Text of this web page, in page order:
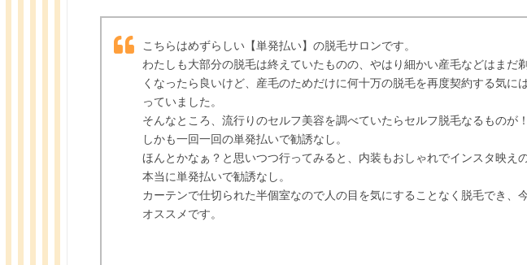
こちらはめずらしい【単発払い】の脱毛サロンです。
わたしも大部分の脱毛は終えていたものの、やはり細かい産毛などはまだ
くなったら良いけど、産毛のためだけに何十万の脱毛を再度契約する気に
っていました。
そんなところ、流行りのセルフ美容を調べていたらセルフ脱毛なるものが！
しかも一回一回の単発払いで勧誘なし。
ほんとかなぁ？と思いつつ行ってみると、内装もおしゃれでインスタ映え
本当に単発払いで勧誘なし。
カーテンで仕切られた半個室なので人の目を気にすることなく脱毛でき、
オススメです。